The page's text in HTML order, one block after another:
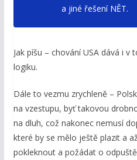
a jiné řešení NĚT.
Jak píšu – chování USA dává i
logiku.
Dále to vezmu zrychleně –
na vzestupu, byť takovou
na dluh, což nakonec nemusí
které by se mělo ještě plazit a
pokleknout a požádat o